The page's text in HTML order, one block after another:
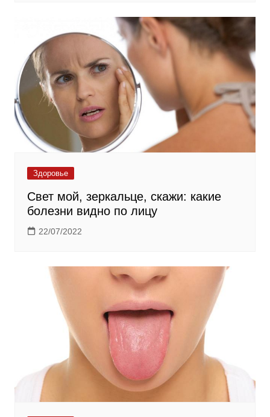
Здоровье
Свет мой, зеркальце, скажи: какие
болезни видно по лицу
22/07/2022